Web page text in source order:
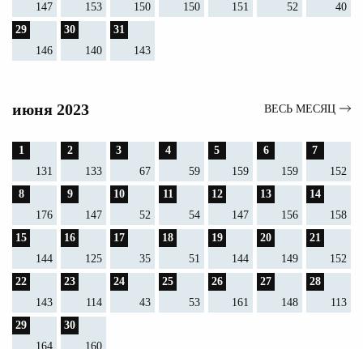
147
153
150
150
151
52
40
29
146
30
140
31
143
июня 2023 ВЕСЬ МЕСЯЦ
1
131
2
133
3
67
4
59
5
159
6
159
7
152
8
176
9
147
10
52
11
54
12
147
13
156
14
158
15
144
16
125
17
35
18
51
19
144
20
149
21
152
22
143
23
114
24
43
25
53
26
161
27
148
28
113
29
164
30
160